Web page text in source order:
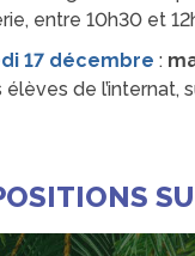
entre 10h30 et
17 décembre :
de l’internat,